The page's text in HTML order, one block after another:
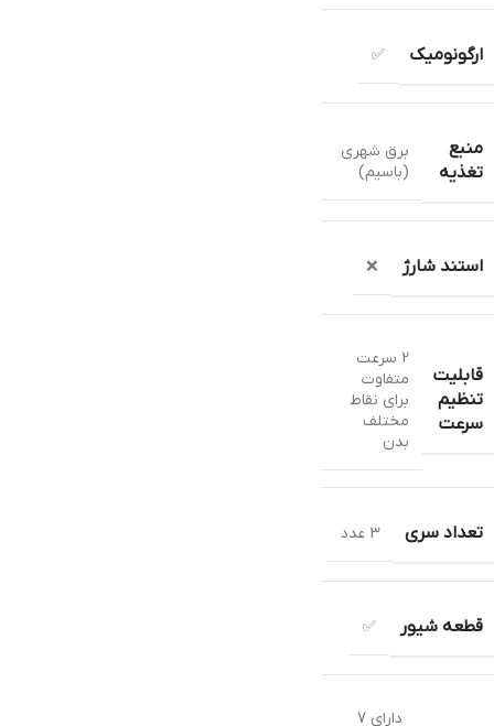
ارگونومیک ✅
منبع
تغذیه
برق شهری
(باسیم)
استند شارژ ❌
قابلیت
تنظیم
سرعت
2 سرعت
متفاوت
برای نقاط
مختلف
بدن
تعداد سری 3 عدد
قطعه شیور ✅
دارای 7